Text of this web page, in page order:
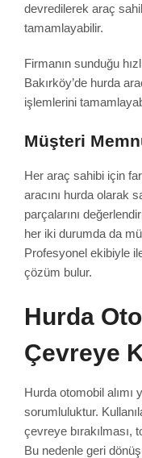
devredilerek araç
tamamlayabilir.
Firmanın sunduğu
Bakırköy’de hurda
işlemlerini
Müşteri
Her araç sahibi için
aracını hurda olarak
parçalarını
her iki durumda da
Profesyonel ekibiyle
çözüm bulur.
Hurda
Çevreye
Hurda otomobil
sorumluluktur.
çevreye bırakılması,
Bu nedenle geri